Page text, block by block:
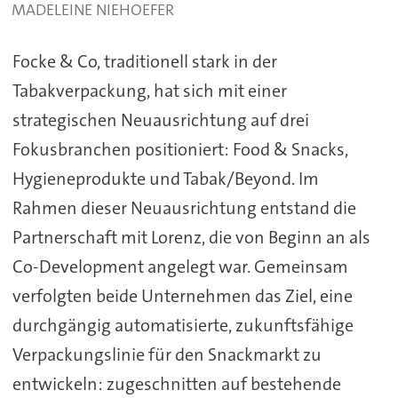
MADELEINE NIEHOEFER
Focke & Co, traditionell stark in der
Tabakverpackung, hat sich mit einer
strategischen Neuausrichtung auf drei
Fokusbranchen positioniert: Food & Snacks,
Hygieneprodukte und Tabak/Beyond. Im
Rahmen dieser Neuausrichtung entstand die
Partnerschaft mit Lorenz, die von Beginn an als
Co-Development angelegt war. Gemeinsam
verfolgten beide Unternehmen das Ziel, eine
durchgängig automatisierte, zukunftsfähige
Verpackungslinie für den Snackmarkt zu
entwickeln: zugeschnitten auf bestehende